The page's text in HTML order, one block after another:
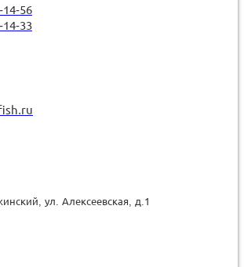
14-56
14-33
ул. Алексеевская, д.1